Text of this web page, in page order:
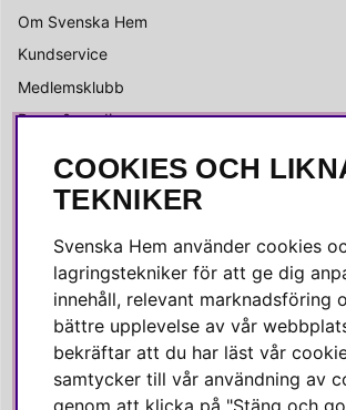
Om Svenska Hem
Kundservice
Medlemsklubb
Press & media
SOCIALA MEDIER
Instagram
Linkedin
Pinterest
COOKIES OCH
TEKNIKER
Svenska Hem använder cookies
lagringstekniker för att ge dig
innehåll, relevant marknadsföring
bättre upplevelse av vår
bekräftar att du har läst vår
samtycker till vår användning av
genom att klicka på "Stäng och